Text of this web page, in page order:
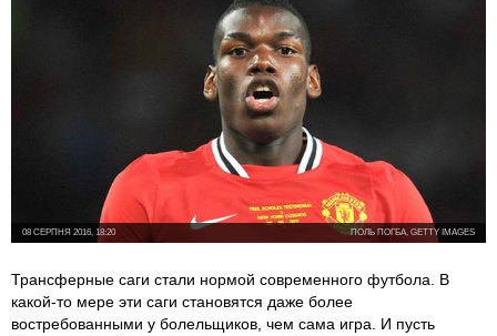
ПОЛЬ ПОГБА, GETTY IMAGES
08 СЕРПНЯ 2016, 18:20
Трансферные саги стали нормой современного футбола. В
какой-то мере эти саги становятся даже более
востребованными у болельщиков, чем сама игра. И пусть